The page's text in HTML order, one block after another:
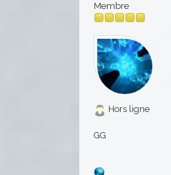
Membre
Hors ligne
GG